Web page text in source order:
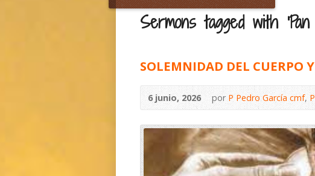
Sermons tagged with
SOLEMNIDAD DEL CUERPO
6 junio, 2026 por P Pedro García cmf,